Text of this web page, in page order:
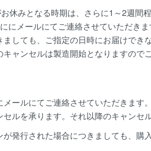
休みとなる時期は、さらに1～2週間
にメールにてご連絡させていただき
しても、ご指定の日時にお届けで
ャンセルは製造開始となりますので
メールにてご連絡させていただきます。
ルを承ります。 それ以降のキャンセ
発行された場合につきましても、